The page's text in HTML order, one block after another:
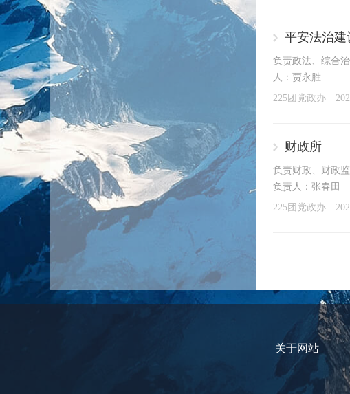
平安法治建
负责政法、综合
人：贾永胜
225团党政办
财政所
负责财政、财政
负责人：张春田
225团党政办
关于网站